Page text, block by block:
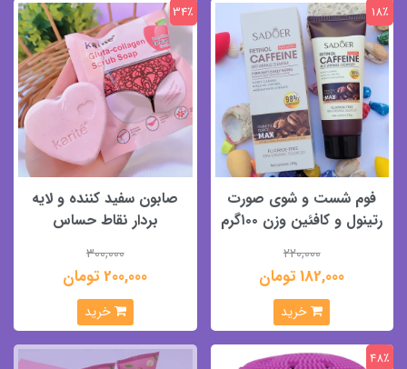
فوم شست و شوی صورت
رتینول و کافئین وزن ۱۰۰گرم
220,000
182,000 تومان
18٪
خرید
صابون سفید کننده و لایه
بردار نقاط حساس
300,000
200,000 تومان
34٪
خرید
48٪